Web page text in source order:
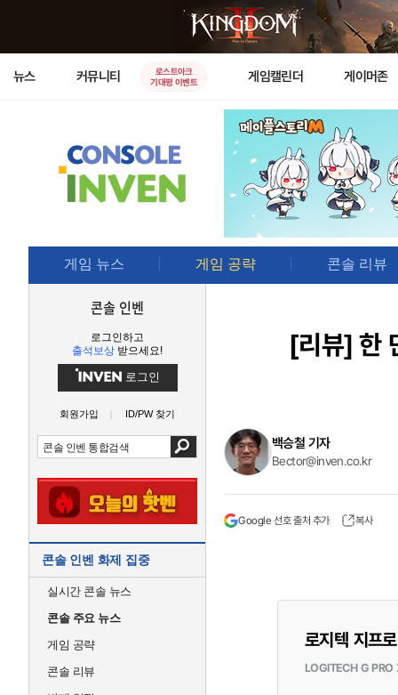
뉴스 커뮤니티
로스트아크
기대평 이벤트
게임캘린더 게이머존
게임 뉴스 게임 공략 콘솔 리뷰
콘솔 인벤
로그인하고
출석보상 받으세요!
로그인
회원가입 ID/PW 찾기
콘솔 인벤 화제 집중
실시간 콘솔 뉴스
콘솔 주요 뉴스
게임 공략
콘솔 리뷰
[리뷰] 한
백승철 기자
Bector@inven.co.kr
Google 선호 출처 추가 복사
로지텍 지프
LOGITECH G PRO